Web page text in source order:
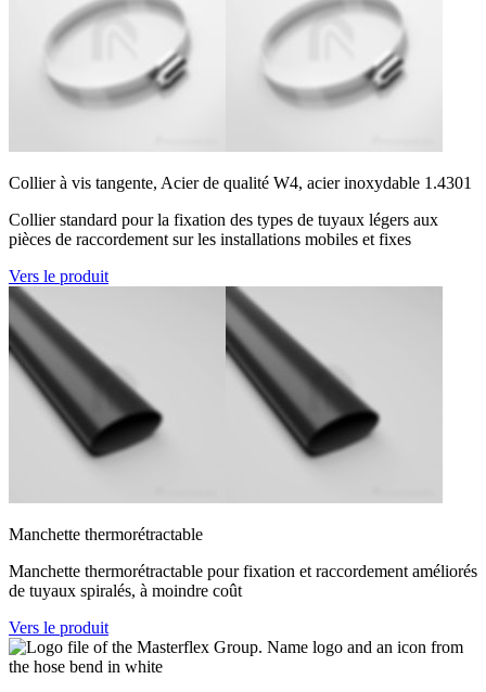
Collier à vis tangente, Acier de qualité W4, acier inoxydable 1.4301
Collier standard pour la fixation des types de tuyaux légers aux
pièces de raccordement sur les installations mobiles et fixes
Vers le produit
Manchette thermorétractable
Manchette thermorétractable pour fixation et raccordement améliorés
de tuyaux spiralés, à moindre coût
Vers le produit